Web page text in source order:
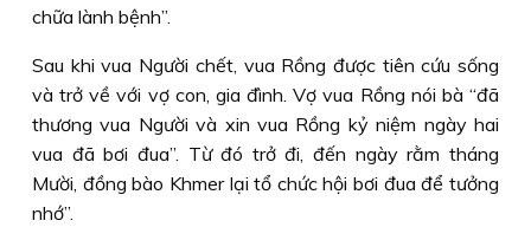
chữa lành bệnh”.
Sau khi vua Người chết, vua Rồng được tiên cứu sống
và trở về với vợ con, gia đình. Vợ vua Rồng nói bà “đã
thương vua Người và xin vua Rồng kỷ niệm ngày hai
vua đã bơi đua”. Từ đó trở đi, đến ngày rằm tháng
Mười, đồng bào Khmer lại tổ chức hội bơi đua để tưởng
nhớ”.